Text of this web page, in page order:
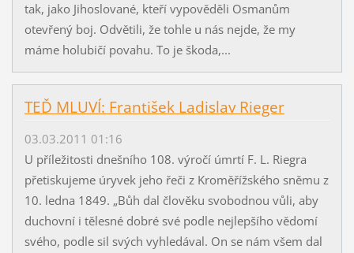
tak, jako Jihoslované, kteří vypověděli Osmanům
otevřený boj. Odvětili, že tohle u nás nejde, že my
máme holubičí povahu. To je škoda,...
TEĎ MLUVÍ: František Ladislav Rieger
03.03.2011 01:16
U příležitosti dnešního 108. výročí úmrtí F. L. Riegra
přetiskujeme úryvek jeho řeči z Kroměřížského sněmu z
10. ledna 1849. „Bůh dal člověku svobodnou vůli, aby
duchovní i tělesné dobré své podle nejlepšího vědomí
svého, podle sil svých vyhledával. On se nám všem dal